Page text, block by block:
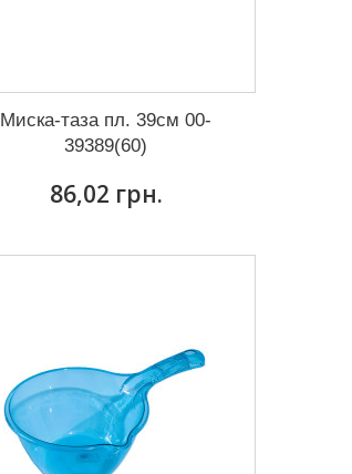
Миска-таза пл. 39см 00-
39389(60)
86,02 грн.